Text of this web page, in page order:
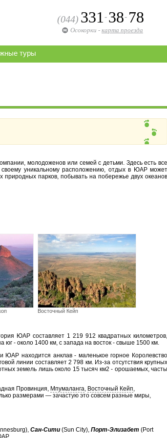
(044) 331 - 38- 78
Осокорки - карта проезда
туры
молодоженов или семей с детьми. Здесь есть все
своему уникальному расположению, отдых в ЮАР может
природных парков, побывать на побережье двух океанов
Восточный Кейп
ЮАР составляет 1 219 912 квадратных километров,
- около 1400 км, с запада на восток - свыше 1500 км.
находится анклав - маленькое горное Королевство
линии составляет 2 798 км. Из-за отсутствия крупных
земель лишь около 15 тысяч км2 - орошаемых, часты
Провинция, Мпумаланга, Восточный Кейп,
размерами — зачастую это совсем разные миры,
Сан-Сити (Sun City), Порт-Элизабет (Port